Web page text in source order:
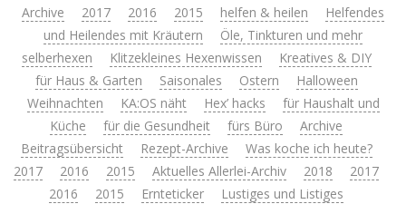
Archive
2017 2016 2015 helfen & heilen
Helfendes
und Heilendes mit Kräutern
Öle, Tinkturen und mehr
selberhexen
Klitzekleines Hexenwissen
Kreatives & DIY
für Haus & Garten
Saisonales Ostern
Halloween
Weihnachten
KA:OS näht Hex’ hacks
für Haushalt und
Küche
für die Gesundheit fürs Büro
Archive
Beitragsübersicht
Rezept-Archive
Was koche ich heute?
2017
2016 2015 Aktuelles Allerlei-Archiv 2018
2017
2016
2015 Ernteticker
Lustiges und Listiges